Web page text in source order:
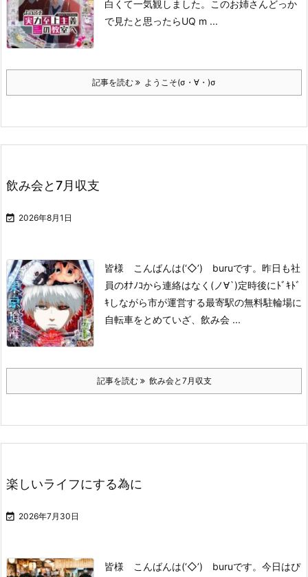
白くて一気観しました。 このお姉さんどっか
で見たと思ったらUQ m ...
記事を読む ようこそ(σ・∀・)σ
飲み会と7月収支
 2026年8月1日
皆様 こんばんは(‘◇’)ゞburuです。 昨日も社
員のｵﾅﾉｺから連絡はなく(ノ∀`)定時後にﾄﾞｷﾄﾞ
ｷしながら市が運営する最寄駅の無料駐輪場に
自転車をとめていざ、飲み会 ...
記事を読む 飲み会と7月収支
楽しいライフにする為に
 2026年7月30日
皆様 こんばんは(‘◇’)ゞburuです。 今日はぴ